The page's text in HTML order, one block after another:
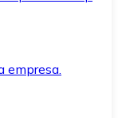
empresa.